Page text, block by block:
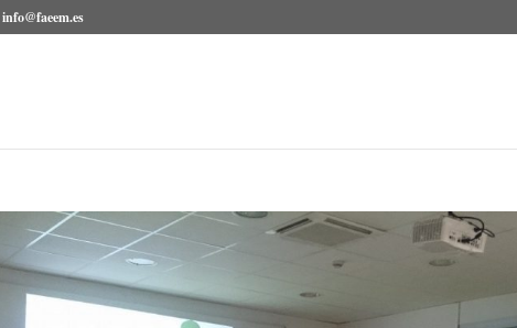
info@faeem.es